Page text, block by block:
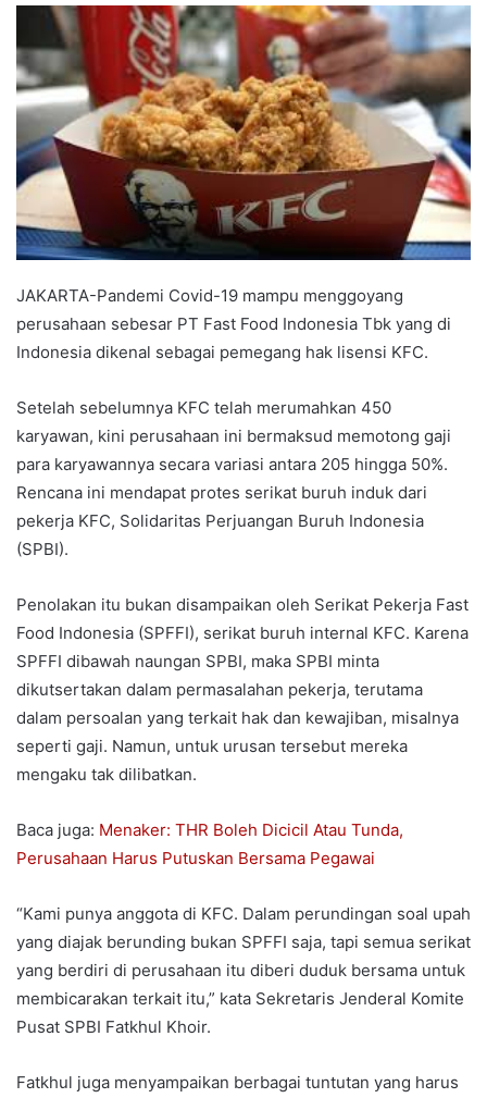
email
JAKARTA-Pandemi Covid-19 mampu menggoyang
perusahaan sebesar PT Fast Food Indonesia Tbk yang di
Indonesia dikenal sebagai pemegang hak lisensi KFC.
Setelah sebelumnya KFC telah merumahkan 450
karyawan, kini perusahaan ini bermaksud memotong gaji
para karyawannya secara variasi antara 205 hingga 50%.
Rencana ini mendapat protes serikat buruh induk dari
pekerja KFC, Solidaritas Perjuangan Buruh Indonesia
(SPBI).
Penolakan itu bukan disampaikan oleh Serikat Pekerja Fast
Food Indonesia (SPFFI), serikat buruh internal KFC. Karena
SPFFI dibawah naungan SPBI, maka SPBI minta
dikutsertakan dalam permasalahan pekerja, terutama
dalam persoalan yang terkait hak dan kewajiban, misalnya
seperti gaji. Namun, untuk urusan tersebut mereka
mengaku tak dilibatkan.
Baca juga: Menaker: THR Boleh Dicicil Atau Tunda,
Perusahaan Harus Putuskan Bersama Pegawai
“Kami punya anggota di KFC. Dalam perundingan soal upah
yang diajak berunding bukan SPFFI saja, tapi semua serikat
yang berdiri di perusahaan itu diberi duduk bersama untuk
membicarakan terkait itu,” kata Sekretaris Jenderal Komite
Pusat SPBI Fatkhul Khoir.
Fatkhul juga menyampaikan berbagai tuntutan yang harus